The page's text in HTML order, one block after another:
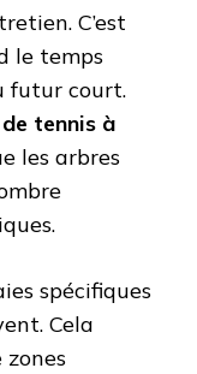
C’est
le temps
futur court.
tennis à
les arbres
spécifiques
Cela